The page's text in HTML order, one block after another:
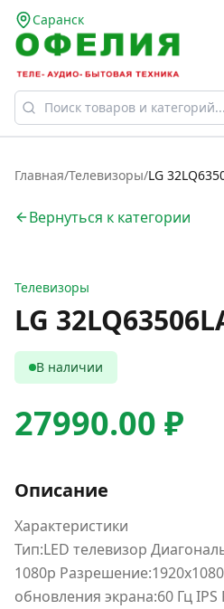
Саранск
Главная/Телевизоры/LG
Вернуться к категории
Телевизоры
LG
В наличии
27990.00 ₽
Описание
Характеристики
Тип:LED телевизор
1080p
обновления экрана:60 Гц